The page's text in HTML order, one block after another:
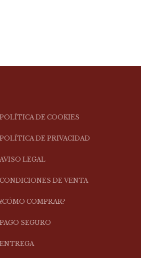
DE COOKIES
DE PRIVACIDAD
LEGAL
DE VENTA
COMPRAR?
SEGURO